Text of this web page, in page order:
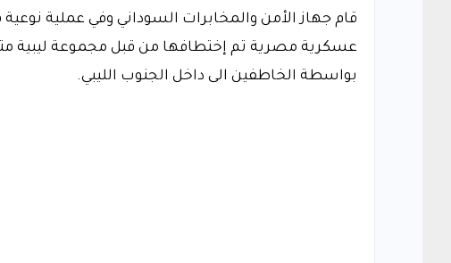
قام جهاز الأمن والمخابرات السوداني وفي عملية
عسكرية مصرية تم إختطافها من قبل مجموعة ليبية
بواسطة الخاطفين الى داخل الجنوب الليبي.